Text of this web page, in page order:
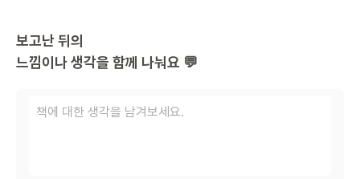
보고난 뒤의
느낌이나 생각을 함께 나눠요 💬